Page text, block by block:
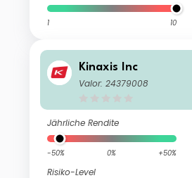
1 10
Kinaxis Inc
Valor: 24379008
Jährliche Rendite
-50% 0% +50%
Risiko-Level